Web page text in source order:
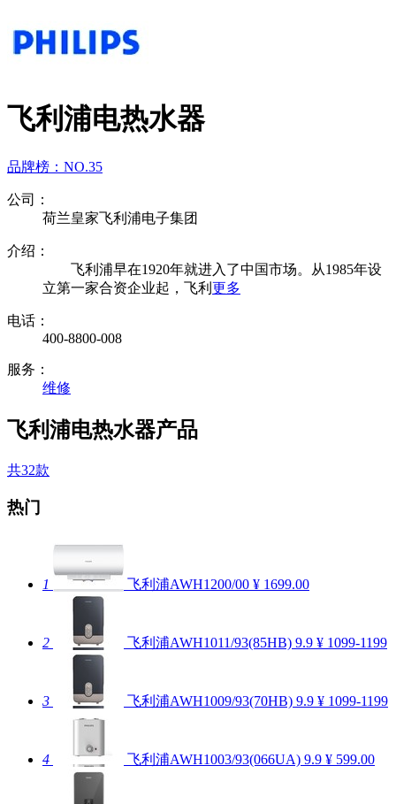
飞利浦电热水器
品牌榜： NO.35
公司：
荷兰皇家飞利浦电子集团
介绍：
飞利浦早在1920年就进入了中国市场。从1985年设
立第一家合资企业起，飞利 更多
电话：
400-8800-008
服务：
维修
飞利浦电热水器产品
共32款
热门
1 飞利浦AWH1200/00 ¥ 1699.00
2 飞利浦AWH1011/93(85HB) 9.9 ¥ 1099-1199
3 飞利浦AWH1009/93(70HB) 9.9 ¥ 1099-1199
4 飞利浦AWH1003/93(066UA) 9.9 ¥ 599.00